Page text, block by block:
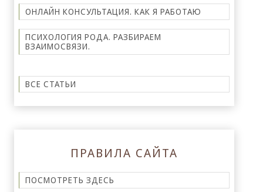
ОНЛАЙН КОНСУЛЬТАЦИЯ. КАК Я РАБОТАЮ
ПСИХОЛОГИЯ РОДА. РАЗБИРАЕМ
ВЗАИМОСВЯЗИ.
ВСЕ СТАТЬИ
ПРАВИЛА САЙТА
ПОСМОТРЕТЬ ЗДЕСЬ